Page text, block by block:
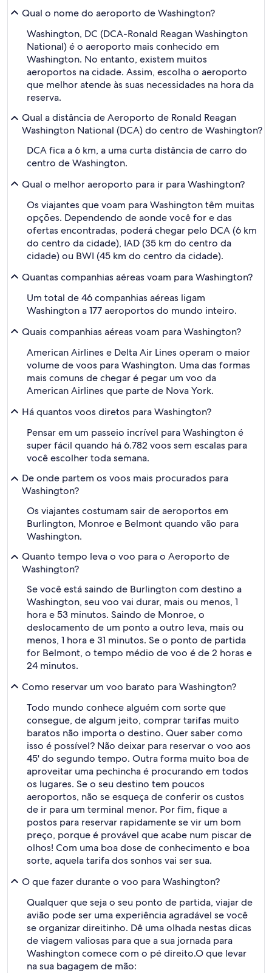
Qual o nome do aeroporto de Washington?
Washington, DC (DCA-Ronald Reagan Washington
National) é o aeroporto mais conhecido em
Washington. No entanto, existem muitos
aeroportos na cidade. Assim, escolha o aeroporto
que melhor atende às suas necessidades na hora da
reserva.
Qual a distância de Aeroporto de Ronald Reagan
Washington National (DCA) do centro de Washington?
DCA fica a 6 km, a uma curta distância de carro do
centro de Washington.
Qual o melhor aeroporto para ir para Washington?
Os viajantes que voam para Washington têm muitas
opções. Dependendo de aonde você for e das
ofertas encontradas, poderá chegar pelo DCA (6 km
do centro da cidade), IAD (35 km do centro da
cidade) ou BWI (45 km do centro da cidade).
Quantas companhias aéreas voam para Washington?
Um total de 46 companhias aéreas ligam
Washington a 177 aeroportos do mundo inteiro.
Quais companhias aéreas voam para Washington?
American Airlines e Delta Air Lines operam o maior
volume de voos para Washington. Uma das formas
mais comuns de chegar é pegar um voo da
American Airlines que parte de Nova York.
Há quantos voos diretos para Washington?
Pensar em um passeio incrível para Washington é
super fácil quando há 6.782 voos sem escalas para
você escolher toda semana.
De onde partem os voos mais procurados para
Washington?
Os viajantes costumam sair de aeroportos em
Burlington, Monroe e Belmont quando vão para
Washington.
Quanto tempo leva o voo para o Aeroporto de
Washington?
Se você está saindo de Burlington com destino a
Washington, seu voo vai durar, mais ou menos, 1
hora e 53 minutos. Saindo de Monroe, o
deslocamento de um ponto a outro leva, mais ou
menos, 1 hora e 31 minutos. Se o ponto de partida
for Belmont, o tempo médio de voo é de 2 horas e
24 minutos.
Como reservar um voo barato para Washington?
Todo mundo conhece alguém com sorte que
consegue, de algum jeito, comprar tarifas muito
baratos não importa o destino. Quer saber como
isso é possível? Não deixar para reservar o voo aos
45' do segundo tempo. Outra forma muito boa de
aproveitar uma pechincha é procurando em todos
os lugares. Se o seu destino tem poucos
aeroportos, não se esqueça de conferir os custos
de ir para um terminal menor. Por fim, fique a
postos para reservar rapidamente se vir um bom
preço, porque é provável que acabe num piscar de
olhos! Com uma boa dose de conhecimento e boa
sorte, aquela tarifa dos sonhos vai ser sua.
O que fazer durante o voo para Washington?
Qualquer que seja o seu ponto de partida, viajar de
avião pode ser uma experiência agradável se você
se organizar direitinho. Dê uma olhada nestas dicas
de viagem valiosas para que a sua jornada para
Washington comece com o pé direito.O que levar
na sua bagagem de mão: